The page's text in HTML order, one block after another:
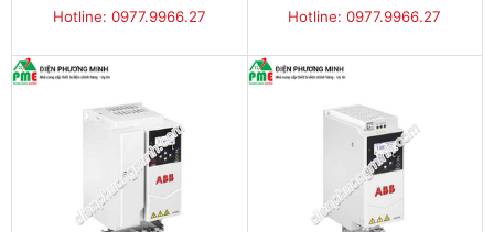
Hotline: 0977.9966.27 Hotline: 0977.9966.27